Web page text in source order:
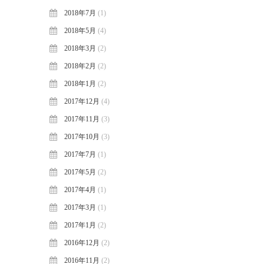
2018年7月 (1)
2018年5月 (4)
2018年3月 (2)
2018年2月 (2)
2018年1月 (2)
2017年12月 (4)
2017年11月 (3)
2017年10月 (3)
2017年7月 (1)
2017年5月 (2)
2017年4月 (1)
2017年3月 (1)
2017年1月 (2)
2016年12月 (2)
2016年11月 (2)